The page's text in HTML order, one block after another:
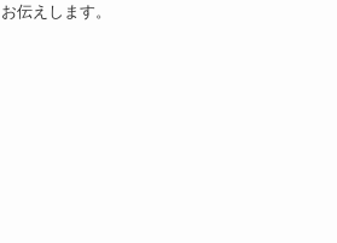
お伝えします。